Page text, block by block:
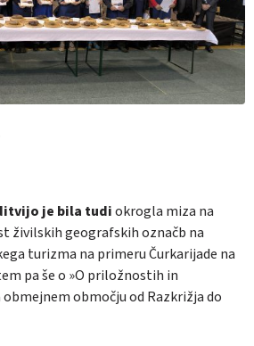
je bila tudiokrogla miza na
živilskih geografskih označb na
turizma na primeru Čurkarijade na
pa še o »O priložnostih in
območju od Razkrižja do